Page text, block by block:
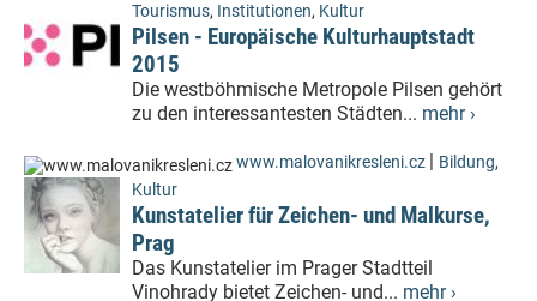
Tourismus, Institutionen, Kultur
Pilsen - Europäische Kulturhauptstadt
2015
Die westböhmische Metropole Pilsen gehört
zu den interessantesten Städten... mehr ›
www.malovanikresleni.cz | Bildung,
Kultur
Kunstatelier für Zeichen- und Malkurse,
Prag
Das Kunstatelier im Prager Stadtteil
Vinohrady bietet Zeichen- und... mehr ›